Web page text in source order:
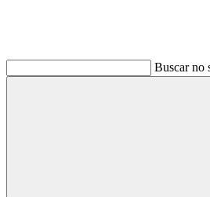
Buscar no